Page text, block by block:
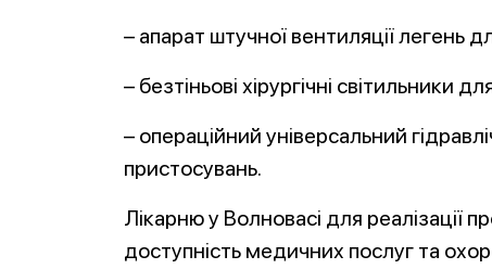
– апарат штучної вентиляції легень
– безтіньові хірургічні світильники
– операційний універсальний
пристосувань.
Лікарню у Волновасі для реалізації
доступність медичних послуг та